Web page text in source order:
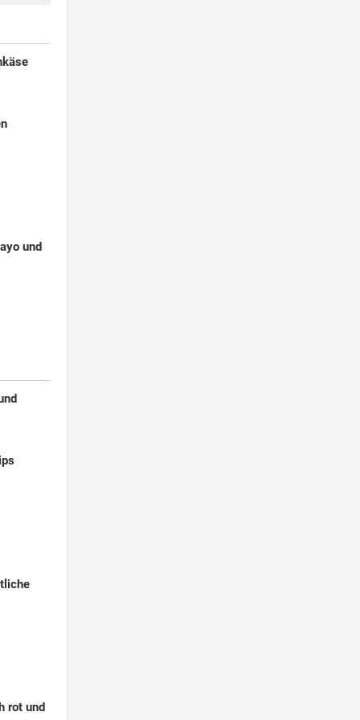
und
rot und